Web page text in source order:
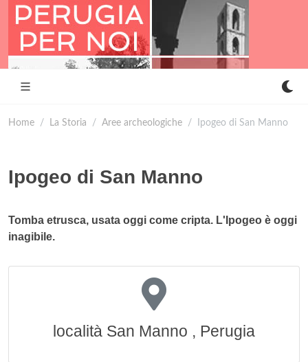
Home La Storia Aree archeologiche Ipogeo di San Manno
Ipogeo di San Manno
Tomba etrusca, usata oggi come cripta. L'Ipogeo è oggi
inagibile.
località San Manno , Perugia